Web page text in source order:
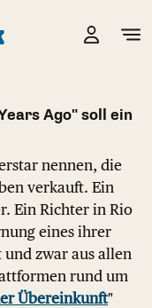
Ago" soll ein
nennen, die
verkauft. Ein
Ein Richter in Rio
eines ihrer
und zwar aus allen
rund um
Übereinkunft"